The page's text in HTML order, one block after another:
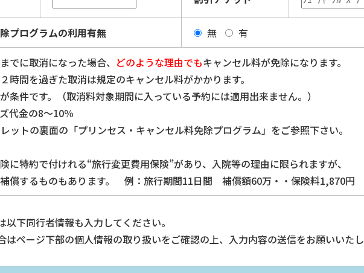
プログラムの利用有無 無 有
でに取消になった場合、 どのような理由でもキャンセル料が免除になります。
時間を過ぎた取消は規定のキャンセル料がかかります。
条件です。（取消料対象期間に入っている予約には適用出来ません。）
代金の8～10％
ットの裏面の「プリンセス・キャンセル料免除プログラム」をご参照下さい。
に特約で付けれる“旅行変更費用保険”があり、入院等の理由に限られますが、
償するものもあります。 例：旅行期間11日間 補償額60万・・保険料1,870円
以下同行者情報も入力してください。
はページ下部の個人情報の取り扱いをご確認の上、入力内容の送信をお願いいた